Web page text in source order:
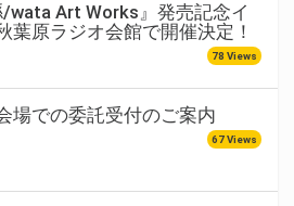
/wata Art Works』発売記念イ
葉原ラジオ会館で開催決定！
78 Views
場での委託受付のご案内
67 Views